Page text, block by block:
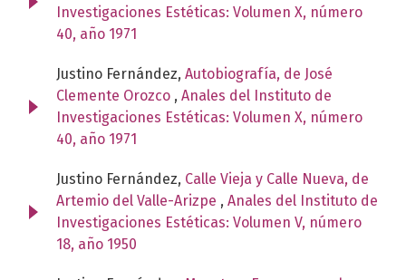
Investigaciones Estéticas: Volumen X, número
40, año 1971
Justino Fernández, Autobiografía, de José
Clemente Orozco , Anales del Instituto de
Investigaciones Estéticas: Volumen X, número
40, año 1971
Justino Fernández, Calle Vieja y Calle Nueva, de
Artemio del Valle-Arizpe , Anales del Instituto de
Investigaciones Estéticas: Volumen V, número
18, año 1950